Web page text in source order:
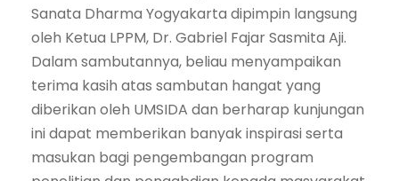
Sanata Dharma Yogyakarta dipimpin langsung
oleh Ketua LPPM, Dr. Gabriel Fajar Sasmita Aji.
Dalam sambutannya, beliau menyampaikan
terima kasih atas sambutan hangat yang
diberikan oleh UMSIDA dan berharap kunjungan
ini dapat memberikan banyak inspirasi serta
masukan bagi pengembangan program